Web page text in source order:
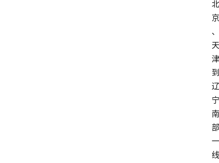
北
京
、
天
津
到
辽
宁
南
部
一
线